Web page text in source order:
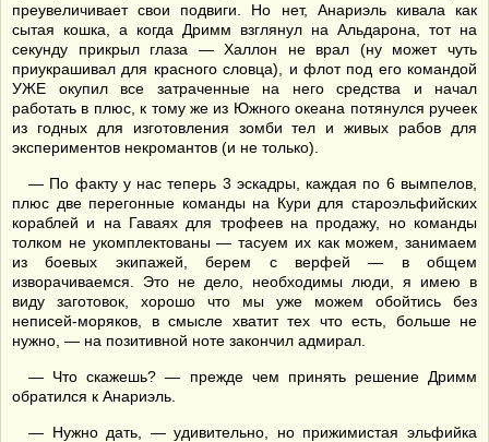
преувеличивает свои подвиги. Но нет, Анариэль кивала как
сытая кошка, а когда Дримм взглянул на Альдарона, тот на
секунду прикрыл глаза — Халлон не врал (ну может чуть
приукрашивал для красного словца), и флот под его командой
УЖЕ окупил все затраченные на него средства и начал
работать в плюс, к тому же из Южного океана потянулся ручеек
из годных для изготовления зомби тел и живых рабов для
экспериментов некромантов (и не только).
— По факту у нас теперь 3 эскадры, каждая по 6 вымпелов,
плюс две перегонные команды на Кури для староэльфийских
кораблей и на Гаваях для трофеев на продажу, но команды
толком не укомплектованы — тасуем их как можем, занимаем
из боевых экипажей, берем с верфей — в общем
изворачиваемся. Это не дело, необходимы люди, я имею в
виду заготовок, хорошо что мы уже можем обойтись без
неписей-моряков, в смысле хватит тех что есть, больше не
нужно, — на позитивной ноте закончил адмирал.
— Что скажешь? — прежде чем принять решение Дримм
обратился к Анариэль.
— Нужно дать, — удивительно, но прижимистая эльфийка